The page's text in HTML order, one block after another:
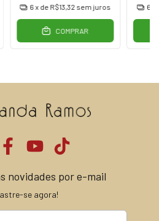
6x de R$13,32 sem juros
COMPRAR
6
novidades por e-mail
se agora!